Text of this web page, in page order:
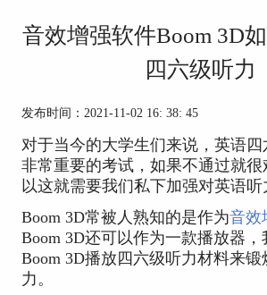
音效增强软件Boom 3D
四六级听力
发布时间：2021-11-02 16: 38: 45
对于当今的大学生们来说，英语四
非常重要的考试，如果不通过就
以这就需要我们私下加强对英语听
Boom 3D常被人熟知的是作为音效
Boom 3D还可以作为一款播放器，
Boom 3D播放四六级听力材料来
力。